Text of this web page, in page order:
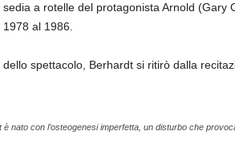
sedia a rotelle del protagonista Arnold (Gary
al 1986.
spettacolo, Berhardt si ritirò dalla
è nato con l’osteogenesi imperfetta, un disturbo che